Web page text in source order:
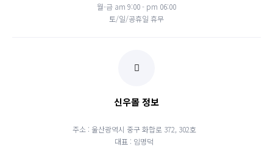
월-금 am 9:00 - pm 06:00
토/일/공휴일 휴무
신우몰 정보
주소 : 울산광역시 중구 화합로 372, 302호
대표 : 임명덕